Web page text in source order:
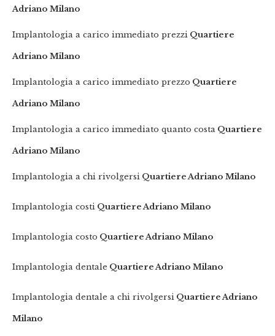
Adriano Milano
Implantologia a carico immediato prezzi Quartiere
Adriano Milano
Implantologia a carico immediato prezzo Quartiere
Adriano Milano
Implantologia a carico immediato quanto costa Quartiere
Adriano Milano
Implantologia a chi rivolgersi Quartiere Adriano Milano
Implantologia costi Quartiere Adriano Milano
Implantologia costo Quartiere Adriano Milano
Implantologia dentale Quartiere Adriano Milano
Implantologia dentale a chi rivolgersi Quartiere Adriano
Milano